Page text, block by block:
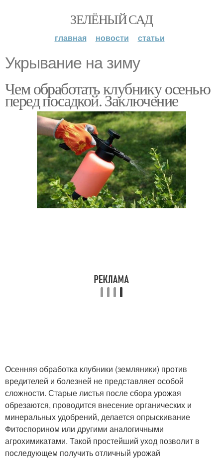
ЗЕЛЁНЫЙ САД
главная новости статьи
Укрывание на зиму
Чем обработать клубнику осенью
перед посадкой. Заключение
Осенняя обработка клубники (земляники) против
вредителей и болезней не представляет особой
сложности. Старые листья после сбора урожая
обрезаются, проводится внесение органических и
минеральных удобрений, делается опрыскивание
Фитоспорином или другими аналогичными
агрохимикатами. Такой простейший уход позволит в
последующем получить отличный урожай